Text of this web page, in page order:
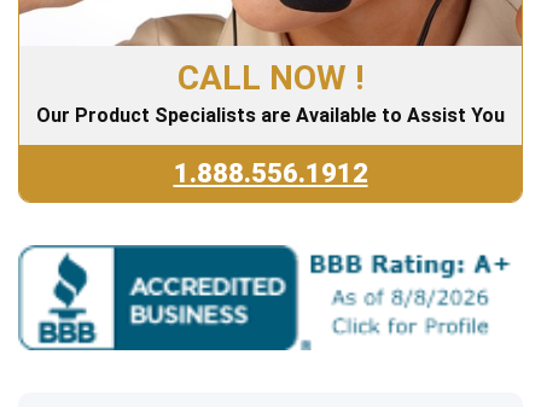
CALL NOW !
Our Product Specialists are Available to Assist You
1.888.556.1912